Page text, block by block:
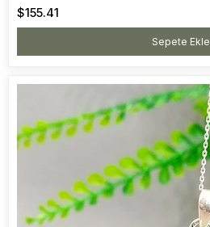
$155.41
Sepete Ekle